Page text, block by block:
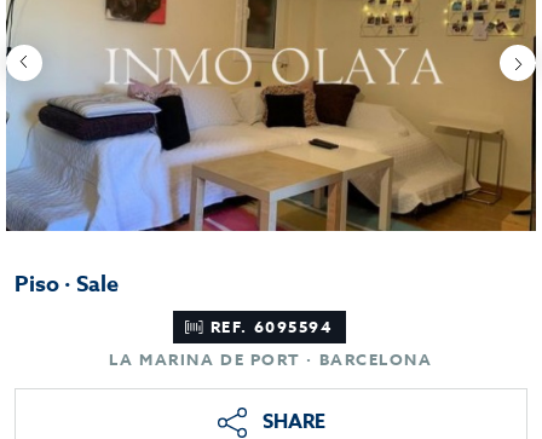
Piso · Sale
REF. 6095594
LA MARINA DE PORT · BARCELONA
SHARE